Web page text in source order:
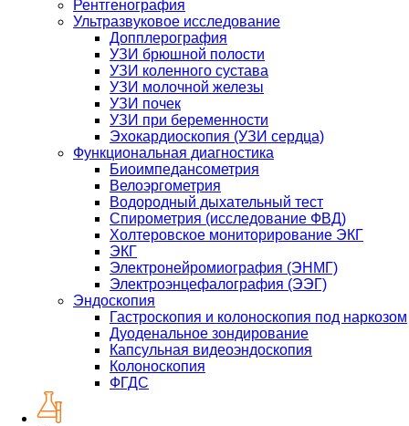
Рентгенография
Ультразвуковое исследование
Допплерография
УЗИ брюшной полости
УЗИ коленного сустава
УЗИ молочной железы
УЗИ почек
УЗИ при беременности
Эхокардиоскопия (УЗИ сердца)
Функциональная диагностика
Биоимпедансометрия
Велоэргометрия
Водородный дыхательный тест
Спирометрия (исследование ФВД)
Холтеровское мониторирование ЭКГ
ЭКГ
Электронейромиография (ЭНМГ)
Электроэнцефалография (ЭЭГ)
Эндоскопия
Гастроскопия и колоноскопия под наркозом
Дуоденальное зондирование
Капсульная видеоэндоскопия
Колоноскопия
ФГДС